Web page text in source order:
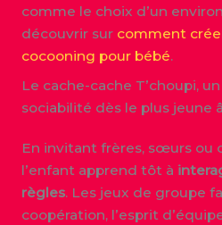
comme le choix d’un
découvrir sur comment
cocooning pour bébé.
Le cache-cache T’choupi,
sociabilité dès le plus jeune
En invitant frères, sœurs ou
l’enfant apprend tôt à
règles. Les jeux de groupe
coopération, l’esprit